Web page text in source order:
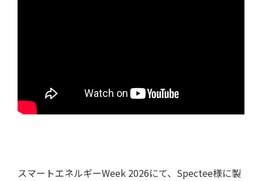
用語集
スマートエネルギーWeek 2026にて、Spectee様に製